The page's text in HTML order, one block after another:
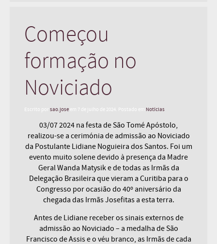
Começou
formação no
Noviciado
Escrito por sao.jose em 7 de julho de 2024 . Postado em Notícias
03/07 2024 na festa de São Tomé Apóstolo,
realizou-se a cerimónia de admissão ao Noviciado
da Postulante Lidiane Noguieira dos Santos. Foi um
evento muito solene devido à presença da Madre
Geral Wanda Matysik e de todas as Irmãs da
Delegação Brasileira que vieram a Curitiba para o
Congresso por ocasião do 40º aniversário da
chegada das Irmãs Josefitas a esta terra.
Antes de Lidiane receber os sinais externos de
admissão ao Noviciado – a medalha de São
Francisco de Assis e o véu branco, as Irmãs de cada